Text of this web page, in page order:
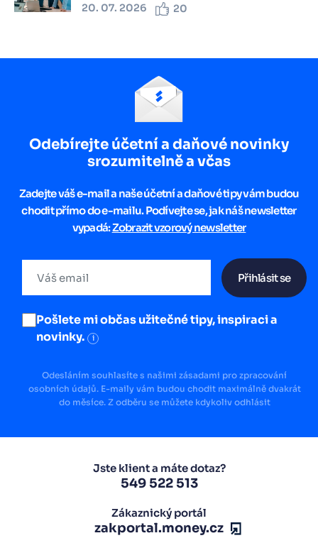
20. 07. 2026 20
Odebírejte účetní a daňové novinky
srozumitelně a včas
Zadejte váš e-mail a naše účetní a daňové tipy vám budou
chodit přímo do e-mailu. Podívejte se, jak náš newsletter
vypadá:Zobrazit vzorový newsletter
Přihlásit se
Pošlete mi občas užitečné tipy, inspiraci a
novinky.
i
Odesláním souhlasíte s našimi zásadami pro zpracování
osobních údajů. E-maily vám budou chodit maximálně dvakrát
do měsíce. Z odběru se můžete kdykoliv odhlásit
Jste klient a máte dotaz?
549 522 513
Zákaznický portál
zakportal.money.cz